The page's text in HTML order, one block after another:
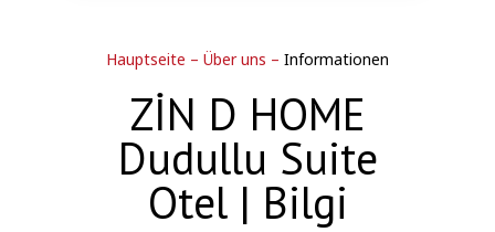
Hauptseite – Über uns – Informationen
ZİN D HOME
Dudullu Suite
Otel | Bilgi